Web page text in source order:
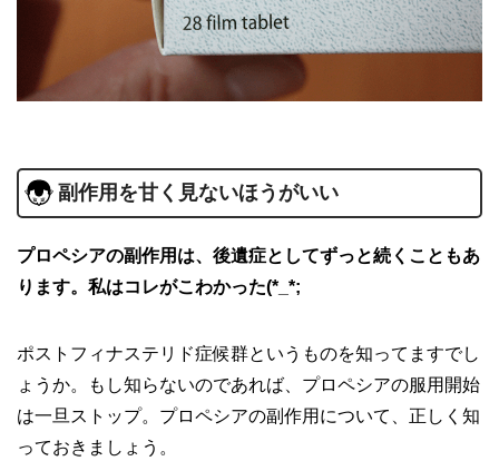
副作用を甘く見ないほうがいい
プロペシアの副作用は、後遺症としてずっと続くこともあ
ります。私はコレがこわかった(*_*;
ポストフィナステリド症候群というものを知ってますでし
ょうか。もし知らないのであれば、プロペシアの服用開始
は一旦ストップ。プロペシアの副作用について、正しく知
っておきましょう。